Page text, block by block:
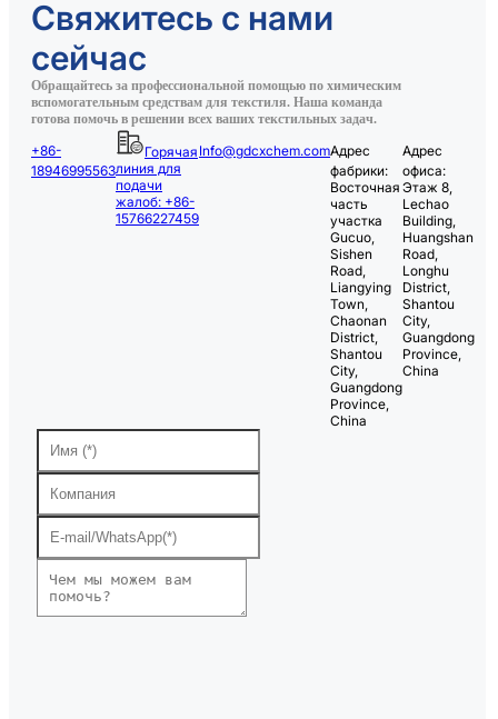
Свяжитесь с нами
сейчас
Обращайтесь за профессиональной помощью по химическим
вспомогательным средствам для текстиля. Наша команда
готова помочь в решении всех ваших текстильных задач.
+86-
18946995563
Горячая
линия для
подачи
жалоб: +86-
15766227459
Info@gdcxchem.comАдрес
фабрики:
Восточная
часть
участка
Gucuo,
Sishen
Road,
Liangying
Town,
Chaonan
District,
Shantou
City,
Guangdong
Province,
China
Адрес
офиса:
Этаж 8,
Lechao
Building,
Huangshan
Road,
Longhu
District,
Shantou
City,
Guangdong
Province,
China